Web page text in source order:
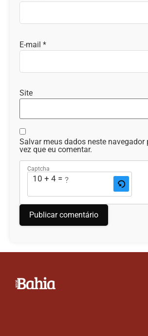
E-mail *
Site
Salvar meus dados neste navegador
vez que eu comentar.
Captcha
10 + 4 = ?